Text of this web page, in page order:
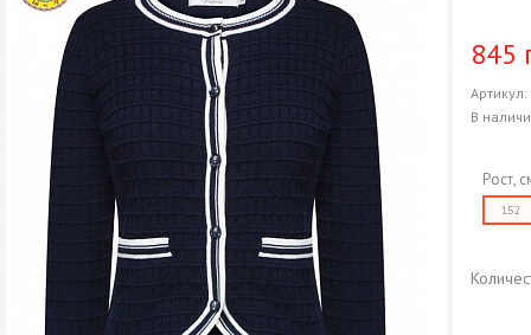
845
Артикул:
В
Рост,
152